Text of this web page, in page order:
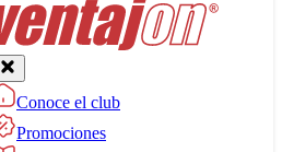
Conoce el club
Promociones